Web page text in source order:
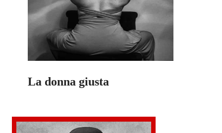
La donna giusta